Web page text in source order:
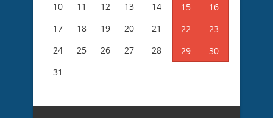
10
11 12 13 14 15
16
17
18 19 20 21 22
23
24
25 26 27 28 29
30
31